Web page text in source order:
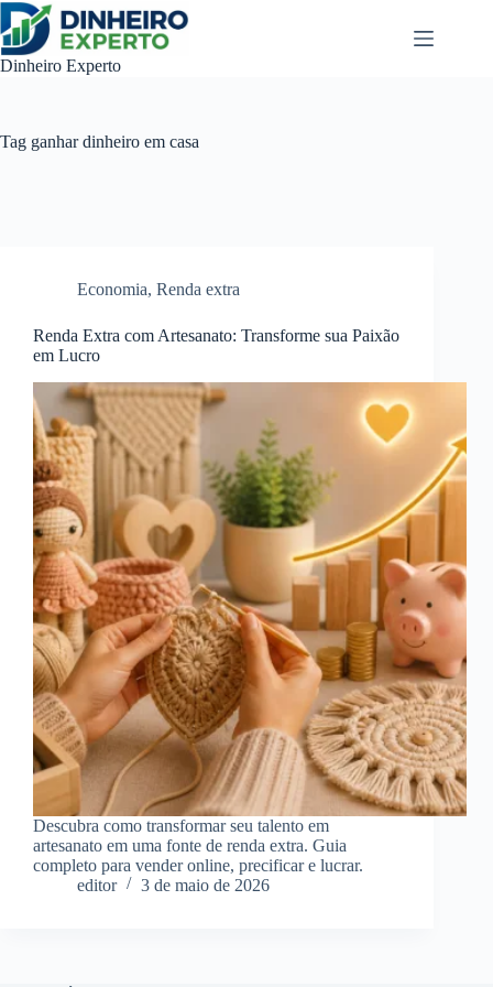
Pular
para
o
conteúdo
Dinheiro Experto
Tag ganhar dinheiro em casa
Economia, Renda extra
Renda Extra com Artesanato: Transforme sua Paixão
em Lucro
Descubra como transformar seu talento em
artesanato em uma fonte de renda extra. Guia
completo para vender online, precificar e lucrar.
editor
3 de maio de 2026